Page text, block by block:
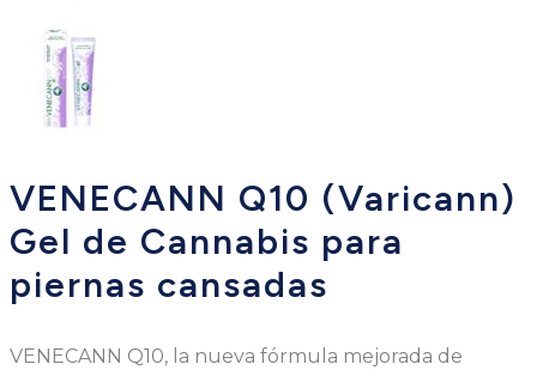
VENECANN Q10 (Varicann)
Gel de Cannabis para
piernas cansadas
VENECANN Q10, la nueva fórmula mejorada de